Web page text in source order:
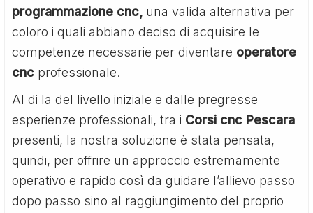
programmazione cnc, una valida alternativa per
coloro i quali abbiano deciso di acquisire le
competenze necessarie per diventare operatore
cnc professionale.
Al di la del livello iniziale e dalle pregresse
esperienze professionali, tra i Corsi cnc Pescara
presenti, la nostra soluzione è stata pensata,
quindi, per offrire un approccio estremamente
operativo e rapido così da guidare l’allievo passo
dopo passo sino al raggiungimento del proprio